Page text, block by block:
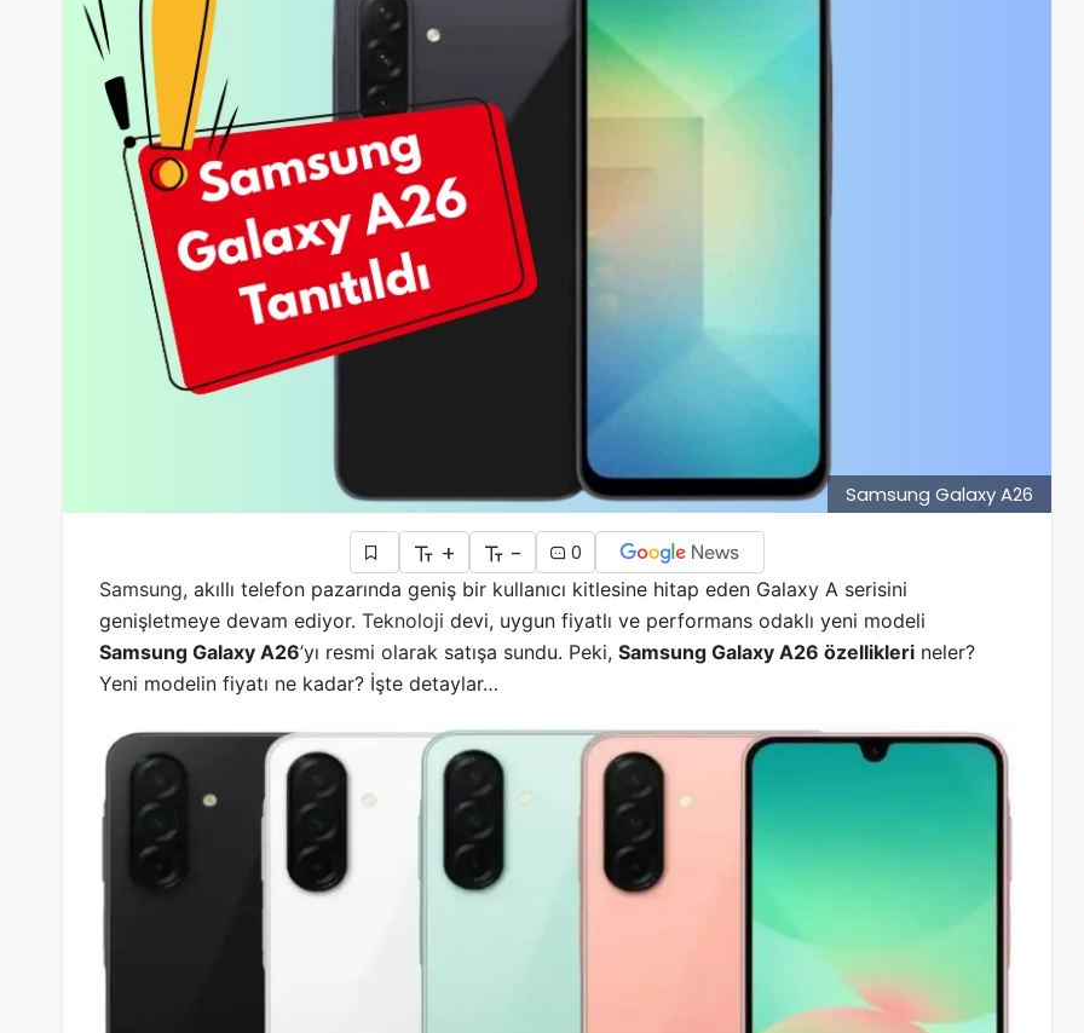
Samsung Galaxy A26
+ -
0
Samsung, akıllı telefon pazarında geniş bir kullanıcı kitlesine hitap eden Galaxy A serisini
genişletmeye devam ediyor. Teknoloji devi, uygun fiyatlı ve performans odaklı yeni modeli
Samsung Galaxy A26’yı resmi olarak satışa sundu. Peki, Samsung Galaxy A26 özellikleri neler?
Yeni modelin fiyatı ne kadar? İşte detaylar…